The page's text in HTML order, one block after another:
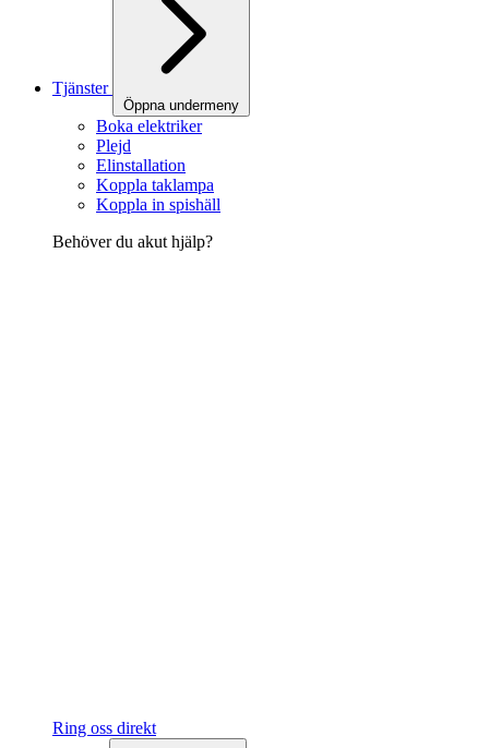
Tjänster
Öppna undermeny
Boka elektriker
Plejd
Elinstallation
Koppla taklampa
Koppla in spishäll
Behöver du akut hjälp?
Ring oss direkt